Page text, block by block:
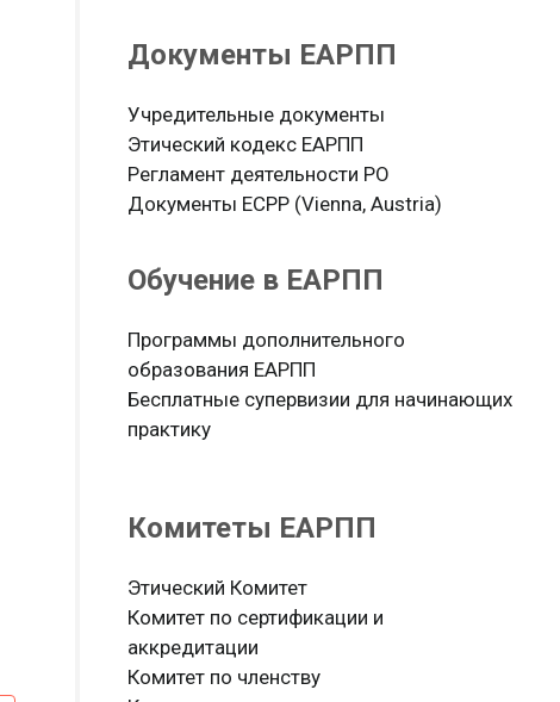
Документы ЕАРПП
Учредительные документы
Этический кодекс ЕАРПП
Регламент деятельности РО
Документы ЕСРР (Vienna, Austria)
Обучение в ЕАРПП
Программы дополнительного
образования ЕАРПП
Бесплатные супервизии для начинающих
практику
Комитеты ЕАРПП
Этический Комитет
Комитет по сертификации и
аккредитации
Комитет по членству